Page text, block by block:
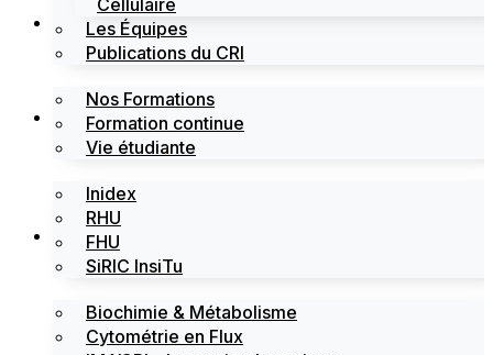
Cellulaire
Les Équipes
Publications du CRI
Formations
Nos Formations
Formation continue
Vie étudiante
Labels
Inidex
RHU
FHU
SiRIC InsiTu
Les plateformes
Biochimie & Métabolisme
Cytométrie en Flux